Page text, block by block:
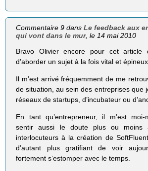
Commentaire 9 dansLe feedback aux
qui vont dans le mur, le 14 mai 2010
Bravo Olivier encore pour cet
d’aborder un sujet à la fois vital et épineux.
Il m’est arrivé fréquemment de me
de situation, au sein des entreprises que
réseaux de startups, d’incubateur ou
En tant qu’entrepreneur, il m’est
sentir aussi le doute plus ou moins
interlocuteurs à la création de
d’autant plus gratifiant de voir
fortement s’estomper avec le temps.